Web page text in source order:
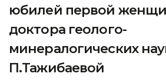
юбилей первой
доктора геолого-
минералогических
П.Тажибаевой